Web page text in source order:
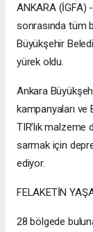
ANKARA (İGFA)
sonrasında tüm
Büyükşehir
yürek oldu.
Ankara
kampanyaları ve
TIR’lık malzeme
sarmak için
ediyor.
FELAKETİN
28 bölgede